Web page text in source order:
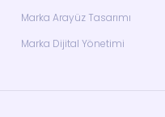
Marka Arayüz Tasarımı
Marka Dijital Yönetimi